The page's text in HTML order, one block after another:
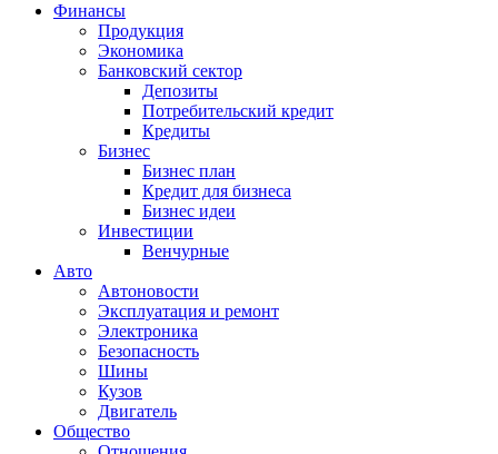
Финансы
Продукция
Экономика
Банковский сектор
Депозиты
Потребительский кредит
Кредиты
Бизнес
Бизнес план
Кредит для бизнеса
Бизнес идеи
Инвестиции
Венчурные
Авто
Автоновости
Эксплуатация и ремонт
Электроника
Безопасность
Шины
Кузов
Двигатель
Общество